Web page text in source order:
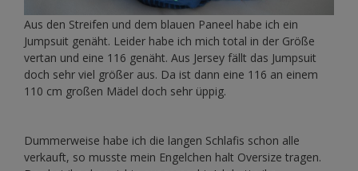
Aus den Streifen und dem blauen Paneel habe ich ein
Jumpsuit genäht. Leider habe ich mich total in der Größe
vertan und eine 116 genäht. Aus Jersey fällt das Jumpsuit
doch sehr viel größer aus. Da ist dann eine 116 an einem
110 cm großen Mädel doch sehr üppig.
Dummerweise habe ich die langen Schlafis schon alle
verkauft, so musste mein Engelchen halt Oversize tragen.